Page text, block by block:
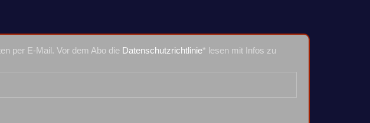
per E-Mail. Vor dem Abo die Datenschutzrichtlinie* lesen mit Infos zu